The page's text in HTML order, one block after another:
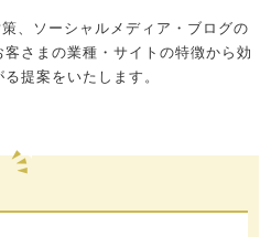
、ソーシャルメディア・ブログの
さまの業種・サイトの特徴から効
提案をいたします。